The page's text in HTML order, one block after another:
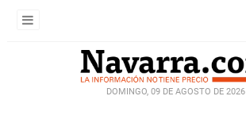
DOMINGO, 09 DE AGOSTO DE 2026